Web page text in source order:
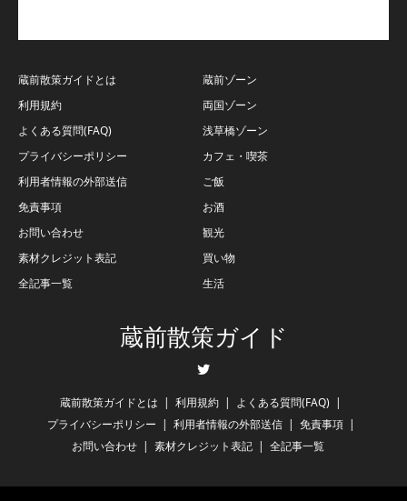
蔵前散策ガイドとは
利用規約
よくある質問(FAQ)
プライバシーポリシー
利用者情報の外部送信
免責事項
お問い合わせ
素材クレジット表記
全記事一覧
蔵前ゾーン
両国ゾーン
浅草橋ゾーン
カフェ・喫茶
ご飯
お酒
観光
買い物
生活
蔵前散策ガイド
蔵前散策ガイドとは 利用規約
よくある質問(FAQ)
プライバシーポリシー
利用者情報の外部送信
免責事項
お問い合わせ
素材クレジット表記 全記事一覧